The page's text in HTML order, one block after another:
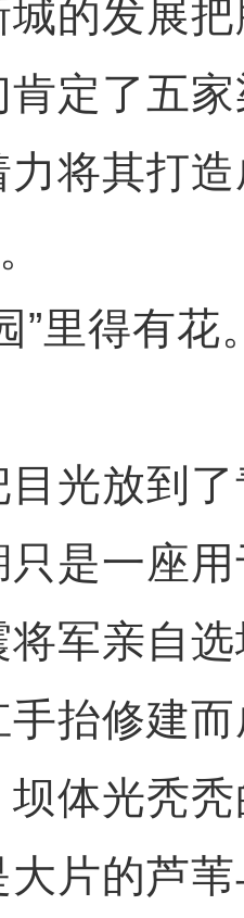
的发展
定了五
将其打
得有花
放到了
只是一座
将军亲自
手抬修建
坝体光秃
片的芦